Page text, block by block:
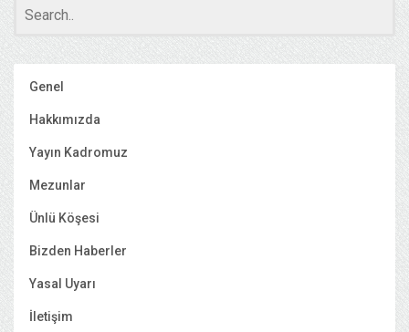
Genel
Hakkımızda
Yayın Kadromuz
Mezunlar
Ünlü Köşesi
Bizden Haberler
Yasal Uyarı
İletişim